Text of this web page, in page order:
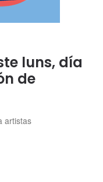
luns, día
de
artistas